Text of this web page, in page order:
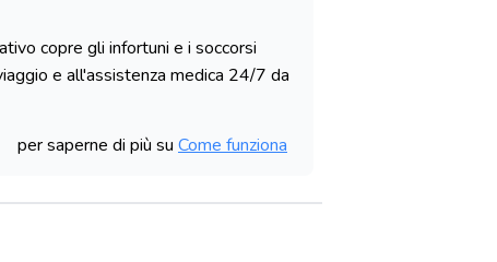
copre gli infortuni e i soccorsi
e all'assistenza medica 24/7 da
per saperne di più su Come funziona